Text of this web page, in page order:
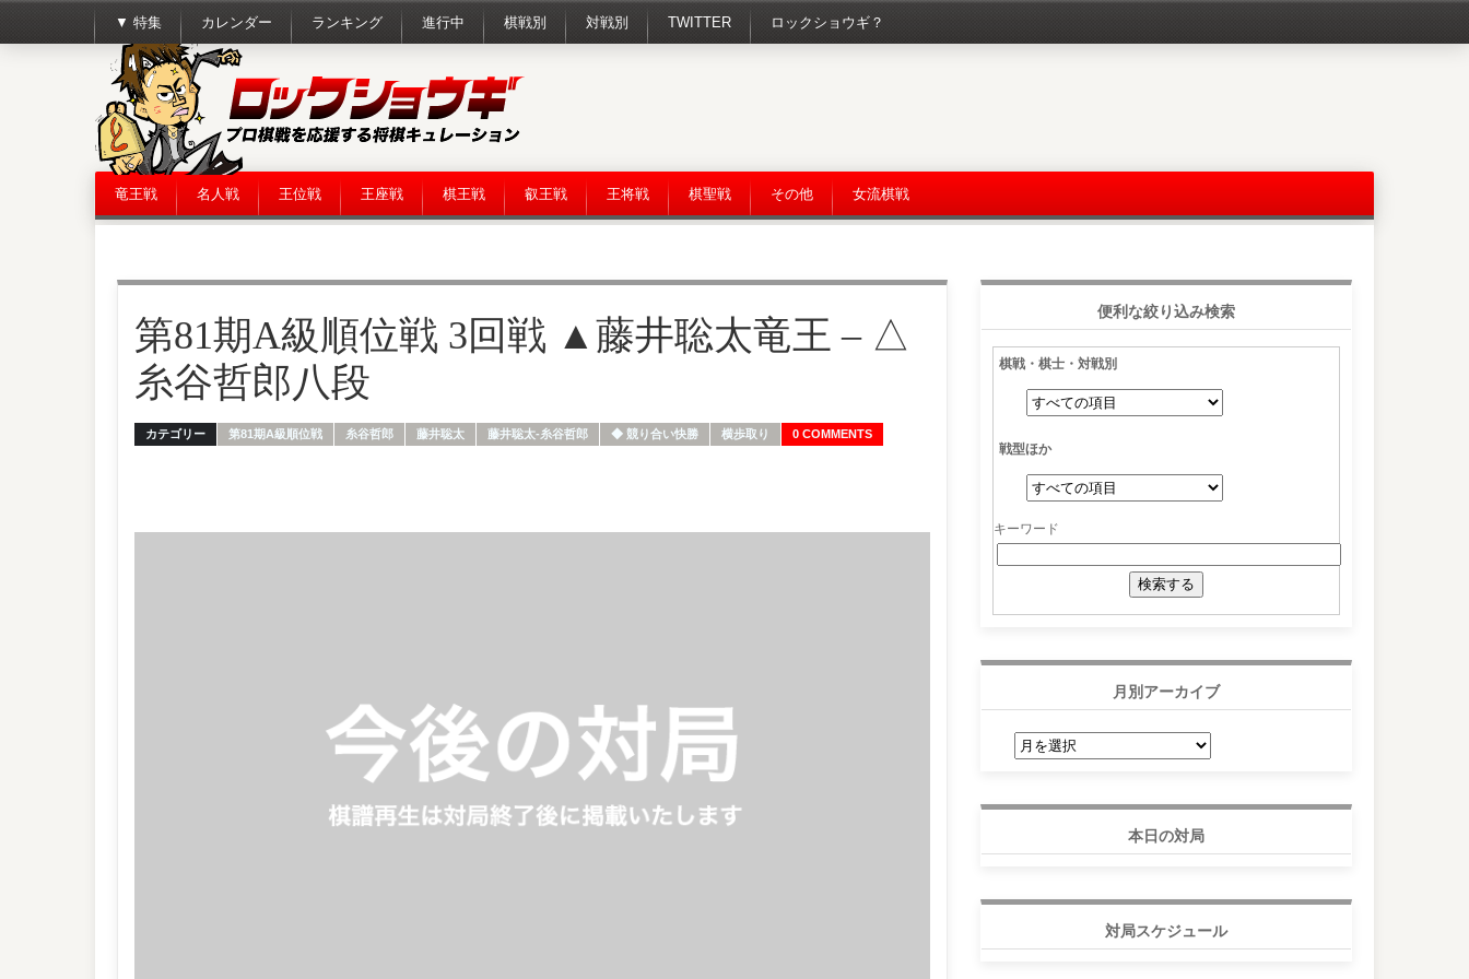
▼ 特集 カレンダー ランキング 進行中 棋戦別 対戦別 TWITTER ロックショウギ？
竜王戦 名人戦 王位戦 王座戦 棋王戦 叡王戦 王将戦 棋聖戦 その他 女流棋戦
第81期A級順位戦 3回戦 ▲藤井聡太竜王 – △
糸谷哲郎八段
カテゴリー 第81期A級順位戦 糸谷哲郎 藤井聡太 藤井聡太-糸谷哲郎 ◆ 競り合い快勝 横歩取り 0 COMMENTS
便利な絞り込み検索
棋戦・棋士・対戦別
戦型ほか
キーワード
月別アーカイブ
ブ
本日の対局
対局スケジュール